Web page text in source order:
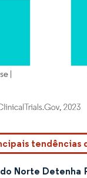
requer atribuição
tendências
Norte